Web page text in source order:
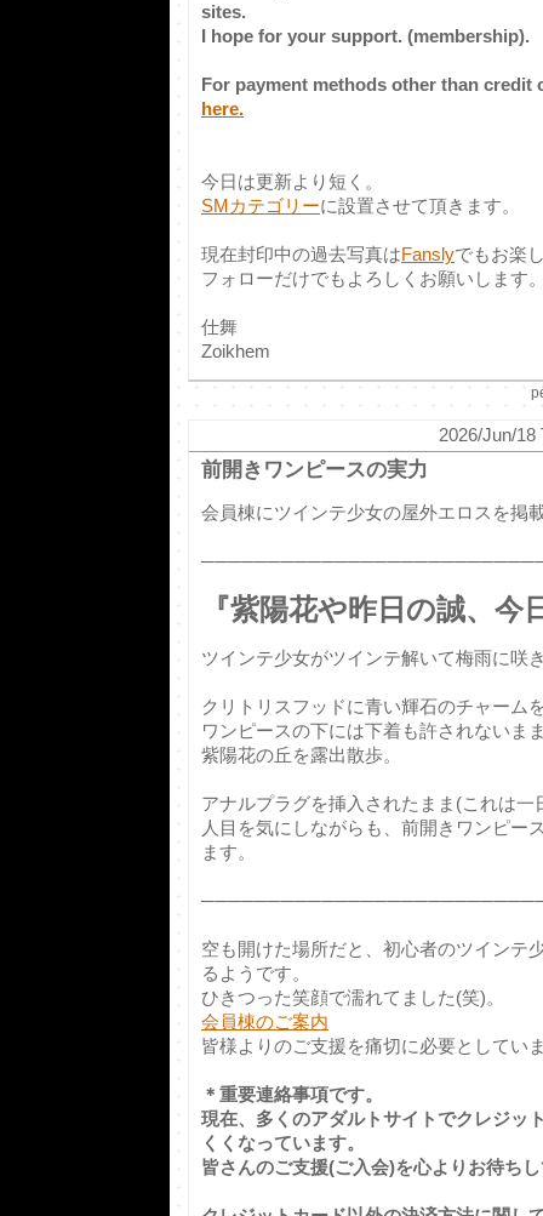
sites.
I hope for your support. (membership).
For payment methods other than credit
here.
今日は更新より短く。
SMカテゴリーに設置させて頂きます。
現在封印中の過去写真はFanslyでもお楽
フォローだけでもよろしくお願いします
仕舞
Zoikhem
2026/Jun/
前開きワンピースの実力
会員棟にツインテ少女の屋外エロスを掲
『紫陽花や昨日の誠、今
ツインテ少女がツインテ解いて梅雨に咲
クリトリスフッドに青い輝石のチャーム
ワンピースの下には下着も許されないま
紫陽花の丘を露出散歩。
アナルプラグを挿入されたまま(これは一
人目を気にしながらも、前開きワンピー
ます。
空も開けた場所だと、初心者のツインテ
るようです。
ひきつった笑顔で濡れてました(笑)。
会員棟のご案内
皆様よりのご支援を痛切に必要としてい
＊重要連絡事項です。
現在、多くのアダルトサイトでクレジッ
くくなっています。
皆さんのご支援(ご入会)を心よりお待ち